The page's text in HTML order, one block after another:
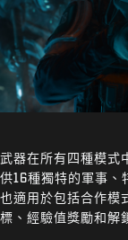
武器在所有四種模式
供16種獨特的軍事、
也適用於包括合作模
標、經驗值獎勵和解